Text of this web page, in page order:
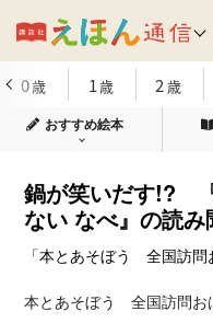
0歳 1歳 2 歳
おすすめ絵本
鍋が笑いだす!?
ない なべ』の読
「本とあそぼう 全国訪
本とあそぼう 全国訪問お